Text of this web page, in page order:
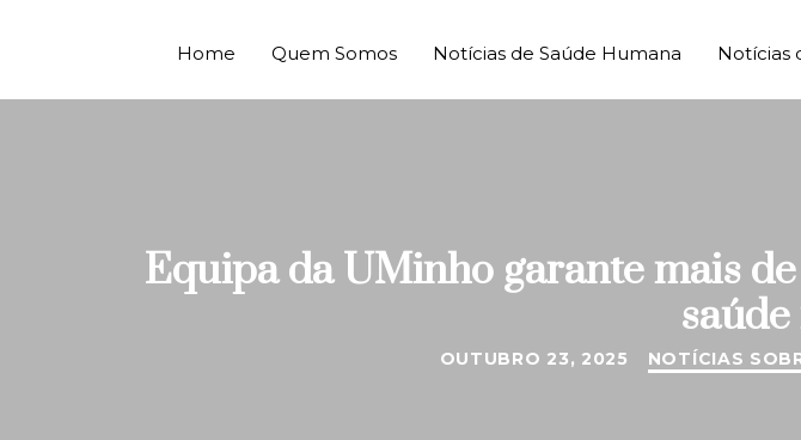
Home Quem Somos Notícias de Saúde Humana Notícias
Equipa da UMinho garante mais
OUTUBRO 23, 2025 NOTÍCIAS